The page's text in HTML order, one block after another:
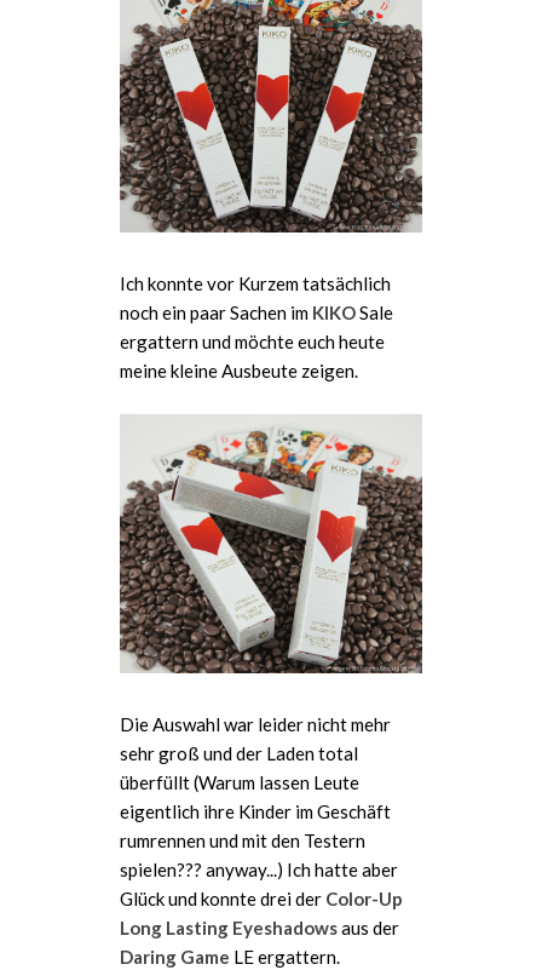
Ich konnte vor Kurzem tatsächlich
noch ein paar Sachen im KIKOSale
ergattern und möchte euch heute
meine kleine Ausbeute zeigen.
Die Auswahl war leider nicht mehr
sehr groß und der Laden total
überfüllt (Warum lassen Leute
eigentlich ihre Kinder im Geschäft
rumrennen und mit den Testern
spielen??? anyway...) Ich hatte aber
Glück und konnte drei der Color-Up
Long Lasting Eyeshadowsaus der
Daring Game LE ergattern.